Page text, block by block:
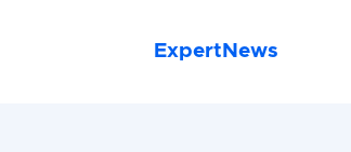
ExpertNews